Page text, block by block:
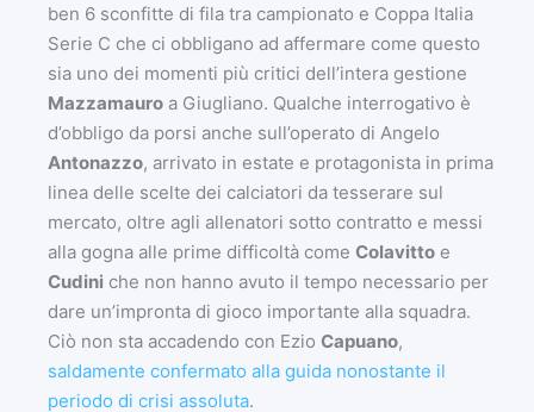
ben 6 sconfitte di fila tra campionato e Coppa Italia
Serie C che ci obbligano ad affermare come questo
sia uno dei momenti più critici dell’intera gestione
Mazzamauro a Giugliano. Qualche interrogativo è
d’obbligo da porsi anche sull’operato di Angelo
Antonazzo, arrivato in estate e protagonista in prima
linea delle scelte dei calciatori da tesserare sul
mercato, oltre agli allenatori sotto contratto e messi
alla gogna alle prime difficoltà come Colavitto e
Cudini che non hanno avuto il tempo necessario per
dare un’impronta di gioco importante alla squadra.
Ciò non sta accadendo con Ezio Capuano,
saldamente confermato alla guida nonostante il
periodo di crisi assoluta.